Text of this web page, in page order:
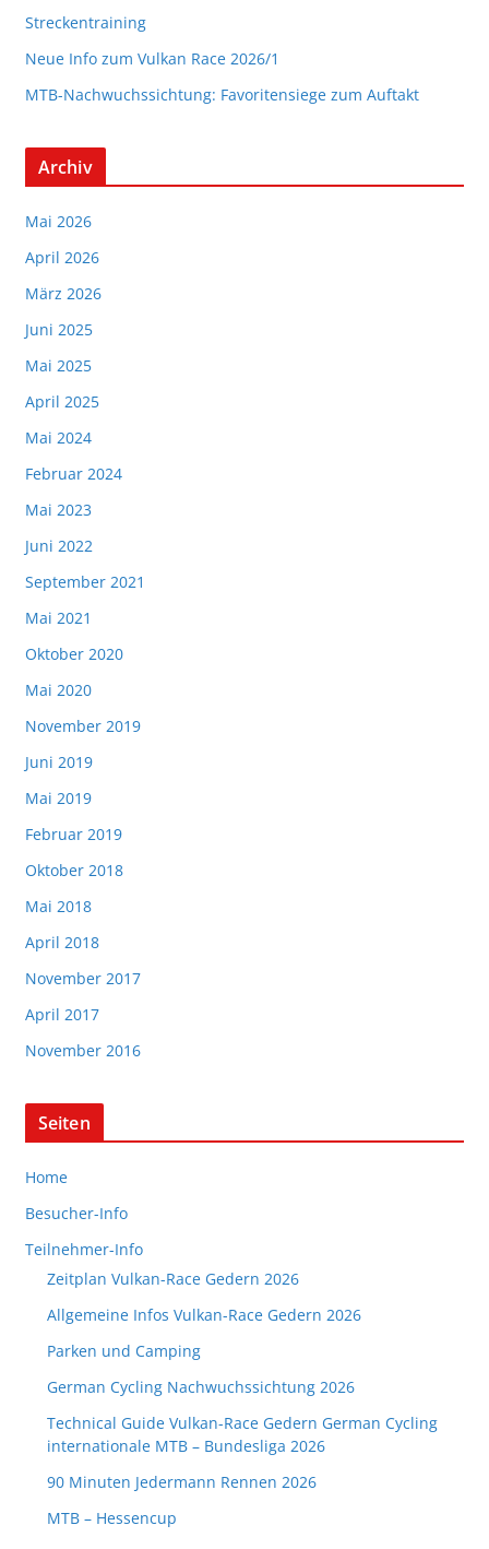
Streckentraining
Neue Info zum Vulkan Race 2026/1
MTB-Nachwuchssichtung: Favoritensiege zum Auftakt
Archiv
Mai 2026
April 2026
März 2026
Juni 2025
Mai 2025
April 2025
Mai 2024
Februar 2024
Mai 2023
Juni 2022
September 2021
Mai 2021
Oktober 2020
Mai 2020
November 2019
Juni 2019
Mai 2019
Februar 2019
Oktober 2018
Mai 2018
April 2018
November 2017
April 2017
November 2016
Seiten
Home
Besucher-Info
Teilnehmer-Info
Zeitplan Vulkan-Race Gedern 2026
Allgemeine Infos Vulkan-Race Gedern 2026
Parken und Camping
German Cycling Nachwuchssichtung 2026
Technical Guide Vulkan-Race Gedern German Cycling
internationale MTB – Bundesliga 2026
90 Minuten Jedermann Rennen 2026
MTB – Hessencup